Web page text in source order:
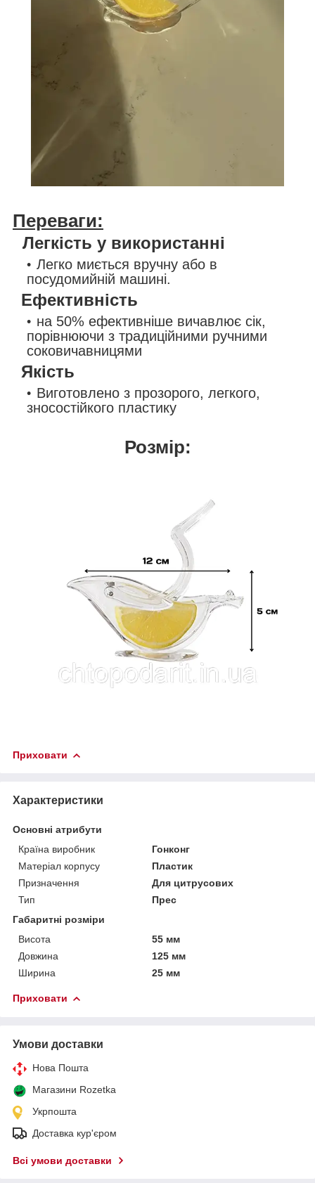
Переваги:
Легкість у використанні
Легко миється вручну або в
посудомийній машині.
Ефективність
на 50% ефективніше вичавлює сік,
порівнюючи з традиційними ручними
соковичавницями
Якість
Виготовлено з прозорого, легкого,
зносостійкого пластику
Розмір:
Приховати
Характеристики
Основні атрибути
Країна виробник
Гонконг
Матеріал корпусу
Пластик
Призначення
Для цитрусових
Тип
Прес
Габаритні розміри
Висота
55 мм
Довжина
125 мм
Ширина
25 мм
Приховати
Умови доставки
Нова Пошта
Магазини Rozetka
Укрпошта
Доставка кур'єром
Всі умови доставки